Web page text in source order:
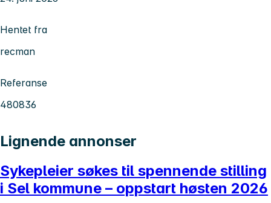
Hentet fra
recman
Referanse
480836
Lignende annonser
Sykepleier søkes til spennende stilling
i Sel kommune – oppstart høsten 2026